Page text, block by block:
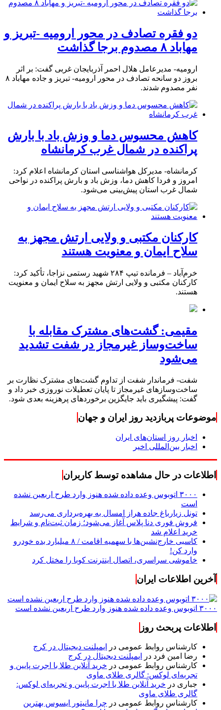
دو فقره تصادف در محور ارومیه -تبریز و
مهاباد ۸ مصدوم برجا گذاشت
ارومیه- مدیرعامل هلال احمر آذربایجان غربی گفت: بر اثر
بروز دو سانحه تصادف در محور ارومیه- تبریز و جاده مهاباد ۸
نفر مصدوم شدند.
کاهش محسوس دما و وزش باد با بارش
پراکنده در شمال غرب کرمانشاه
کرمانشاه- مدیرکل هواشناسی استان کرمانشاه اعلام کرد:
امروز و فردا کاهش دما، وزش باد و بارش پراکنده در نواحی
شمال غرب استان پیش‌بینی می‌شود.
کارکنان مکتبی و ولایی ارتش مجهز به
سلاح ایمان و معنویت هستند
خرم‌آباد – فرمانده تیپ ۲۸۴ شهید رستمی نزاجا، تأکید کرد:
کارکنان مکتبی و ولایی ارتش مجهز به سلاح ایمان و معنویت
هستند.
مقیمی: گشت‌های مشترک مقابله با
ساخت‌وساز غیرمجاز در شفت تشدید
می‌شود
شفت- فرماندار شفت از تداوم گشت‌های مشترک نظارت بر
ساخت‌وسازهای غیرمجاز تا پایان تعطیلات نوروزی خبر داد و
گفت: پیشگیری باید جایگزین برخوردهای پرهزینه بعدی شود.
موضوعات پربازدید روز ایران و جهان
اخبار روز استان‌های ایران
اخبار بین‌المللی اخیر
اطلاعات در حال مشاهده توسط کاربران
۳۰۰۰ اتوبوس وعده داده شده هنوز وارد طرح اربعین نشده
است
تونل زیارباغ جاده هراز امسال به بهره‌برداری می‌رسد
فروش فوری دنا پلاس آغاز می‌شود؛ زمان ثبت‌نام و شرایط
خرید اعلام شد
کاسبی خارج‌نشین‌ها با سهمیه اقامت / ۸ میلیارد بده خودرو
وارد کن!
خاموشی سراسری، اتصال اینترنت کوبا را مختل کرد
آخرین اطلاعات ایران
۳۰۰۰ اتوبوس وعده داده شده هنوز وارد طرح اربعین نشده است
اطلاعات پربحث روز
کارشناس روابط عمومی در
ایمپلنت دیجیتال در کرج
رضا امین فرد در
ایمپلنت دیجیتال در کرج
کارشناس روابط عمومی در خرید آنلاین طلا با اجرت پایین و
تجربه‌ای لوکس: گالری طلای ماوی
جباری در خرید آنلاین طلا با اجرت پایین و تجربه‌ای لوکس:
گالری طلای ماوی
کارشناس روابط عمومی در چرا مانیتور ایسوس بهترین